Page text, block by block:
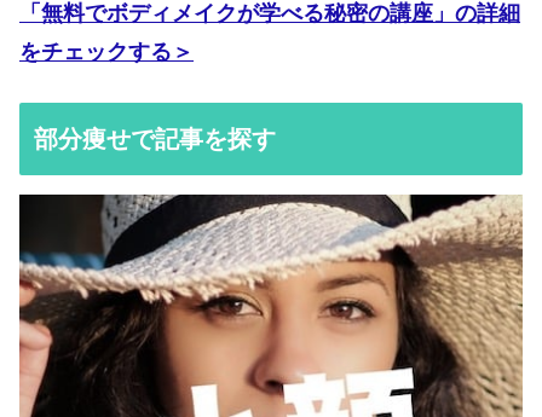
「無料でボディメイクが学べる秘密の講座」の詳細
をチェックする＞
部分痩せで記事を探す